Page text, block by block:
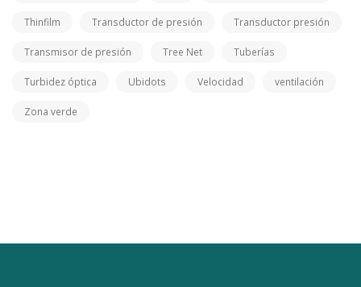
Thinfilm Transductor de presión Transductor presión
Transmisor de presión Tree Net Tuberías
Turbidez óptica Ubidots Velocidad ventilación
Zona verde